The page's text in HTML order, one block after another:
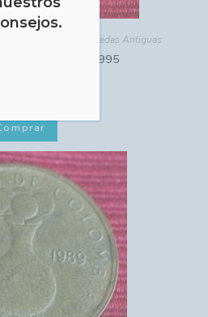
Monedas Antiguas
100 Pesetas 1995